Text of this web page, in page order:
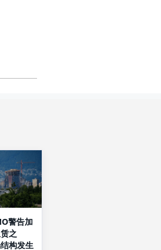
警告加
之
构发生